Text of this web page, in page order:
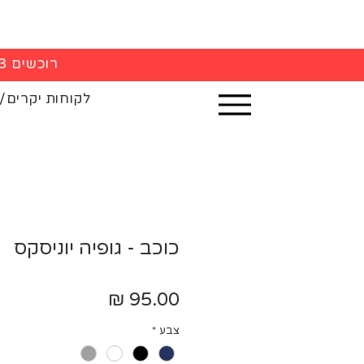
רוכשים 3 חולצות - 5% הנחה בקופה
לקוחות
כוכב - גופיה יוניסקס
צבע *